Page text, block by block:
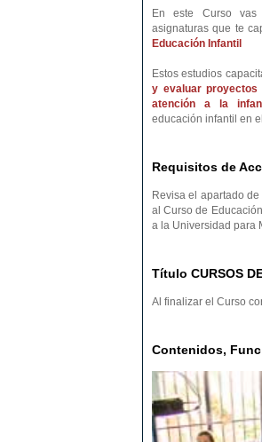
En este Curso
asignaturas que te
Educación Infantil
Estos estudios
y evaluar proyectos
atención a la
educación infantil en
Requisitos de
Revisa el apartado de
al Curso de
a la Universidad para
Título CURSOS
Al finalizar el Curso
Contenidos,